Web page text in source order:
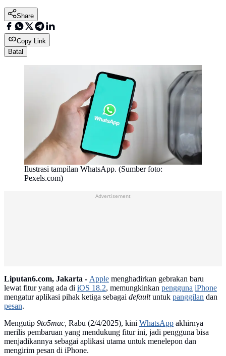
Share
Copy Link
Batal
Ilustrasi tampilan WhatsApp. (Sumber foto:
Pexels.com)
Advertisement
Liputan6.com, Jakarta - Apple menghadirkan gebrakan baru
lewat fitur yang ada di iOS 18.2, memungkinkan pengguna iPhone
mengatur aplikasi pihak ketiga sebagai defaultuntuk panggilan dan
pesan.
Mengutip 9to5mac, Rabu (2/4/2025), kini WhatsApp akhirnya
merilis pembaruan yang mendukung fitur ini, jadi pengguna bisa
menjadikannya sebagai aplikasi utama untuk menelepon dan
mengirim pesan di iPhone.